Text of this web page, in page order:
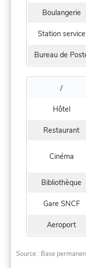
Boulangerie
Station service
Bureau de
/
Hôtel
Restaurant
Cinéma
Bibliothèque
Gare SNCF
Aeroport
Source : Base